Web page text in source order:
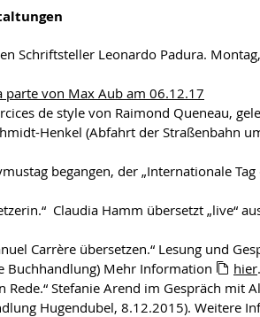
Schriftsteller Leonardo Padura.
parte von Max Aub am 06.12.17
de style von Raimond Queneau,
Henkel (Abfahrt der Straßenbahn
begangen, der „Internationale Tag
Claudia Hamm übersetzt „live“
Carrère übersetzen.“ Lesung und
Buchhandlung) Mehr Information
hier.
Rede.“ Stefanie Arend im Gespräch mit
Hugendubel, 8.12.2015). Weitere